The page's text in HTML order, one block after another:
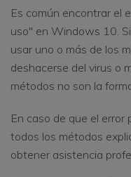
Es común encontrar el
uso" en Windows 10.
usar uno o más de los
deshacerse del virus o
métodos no son la
En caso de que el
todos los métodos
obtener asistencia